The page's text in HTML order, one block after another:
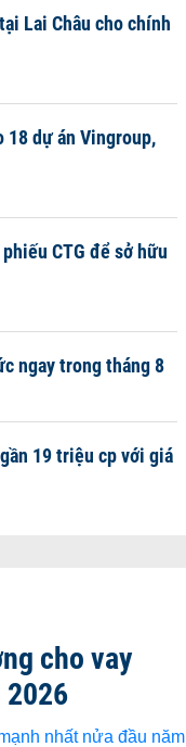
Lai Châu cho chính
18 dự án Vingroup,
CTG để sở hữu
ngay trong tháng 8
19 triệu cp với giá
cho vay
2026